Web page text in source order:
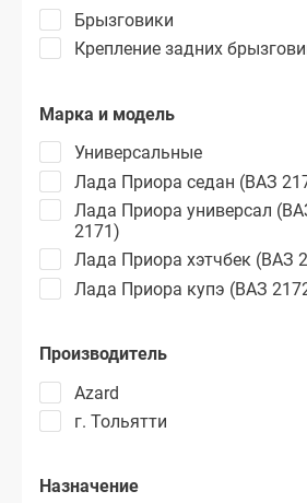
Брызговики
Крепление задних
Марка и модель
Универсальные
Лада Приора седан (ВАЗ
Лада Приора универсал
2171)
Лада Приора хэтчбек (ВАЗ
Лада Приора купэ (ВАЗ
Производитель
Azard
г. Тольятти
Назначение